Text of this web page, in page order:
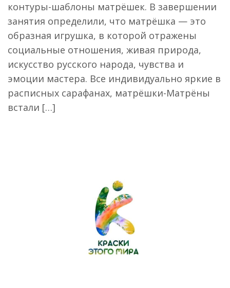
контуры-шаблоны матрёшек. В завершении
занятия определили, что матрёшка — это
образная игрушка, в которой отражены
социальные отношения, живая природа,
искусство русского народа, чувства и
эмоции мастера. Все индивидуально яркие в
расписных сарафанах, матрёшки-Матрёны
встали […]